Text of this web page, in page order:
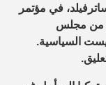
في مؤتمر
من مجلس
السياسية.
.